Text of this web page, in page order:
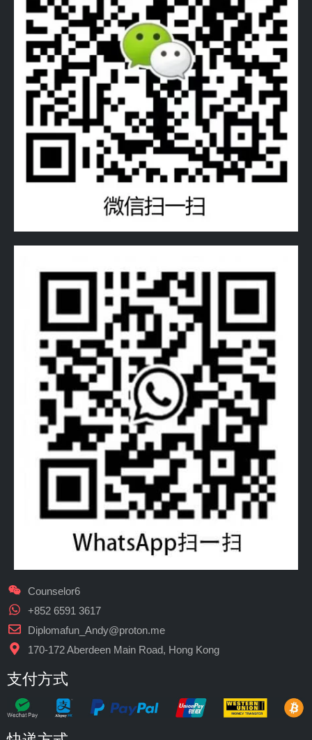
Counselor6
+852 6591 3617
Diplomafun_Andy@proton.me
170-172 Aberdeen Main Road, Hong Kong
支付方式